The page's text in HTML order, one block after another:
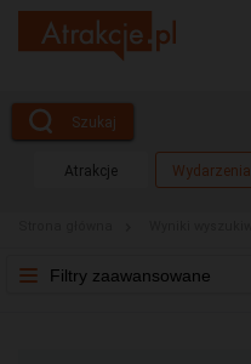
Szukaj
Atrakcje Wydarzenia
Filtry zaawansowane